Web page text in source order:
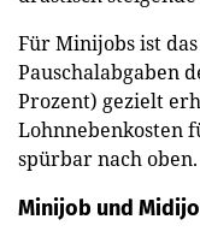
Für Minijobs ist
Pauschalabgaben
Prozent) gezielt
Lohnnebenkosten
spürbar nach oben.
Minijob und